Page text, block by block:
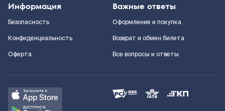
Информация
Безопасность
Конфиденциальность
Оферта
Важные ответы
Оформление и покупка
Возврат и обмен билета
Все вопросы и ответы